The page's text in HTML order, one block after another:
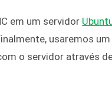
em um servidor
usaremos
o servidor através